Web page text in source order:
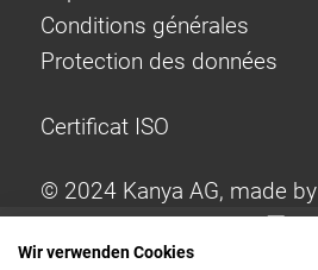
Conditions générales
Protection des données
Certificat ISO
© 2024 Kanya AG, made by
Wir verwenden Cookies